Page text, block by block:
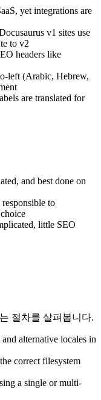
yet integrations are
v1 sites use
to v2
headers like
left (Arabic, Hebrew,
are translated for
and best done on
responsible to
little SEO
절차를 살펴봅니다.
alternative locales in
correct filesystem
a single or multi-